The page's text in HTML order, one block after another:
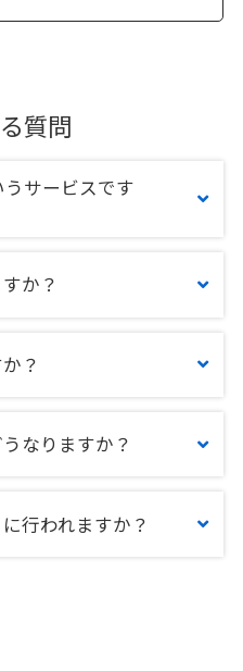
質問
サービスです
か？
？
なりますか？
行われますか？